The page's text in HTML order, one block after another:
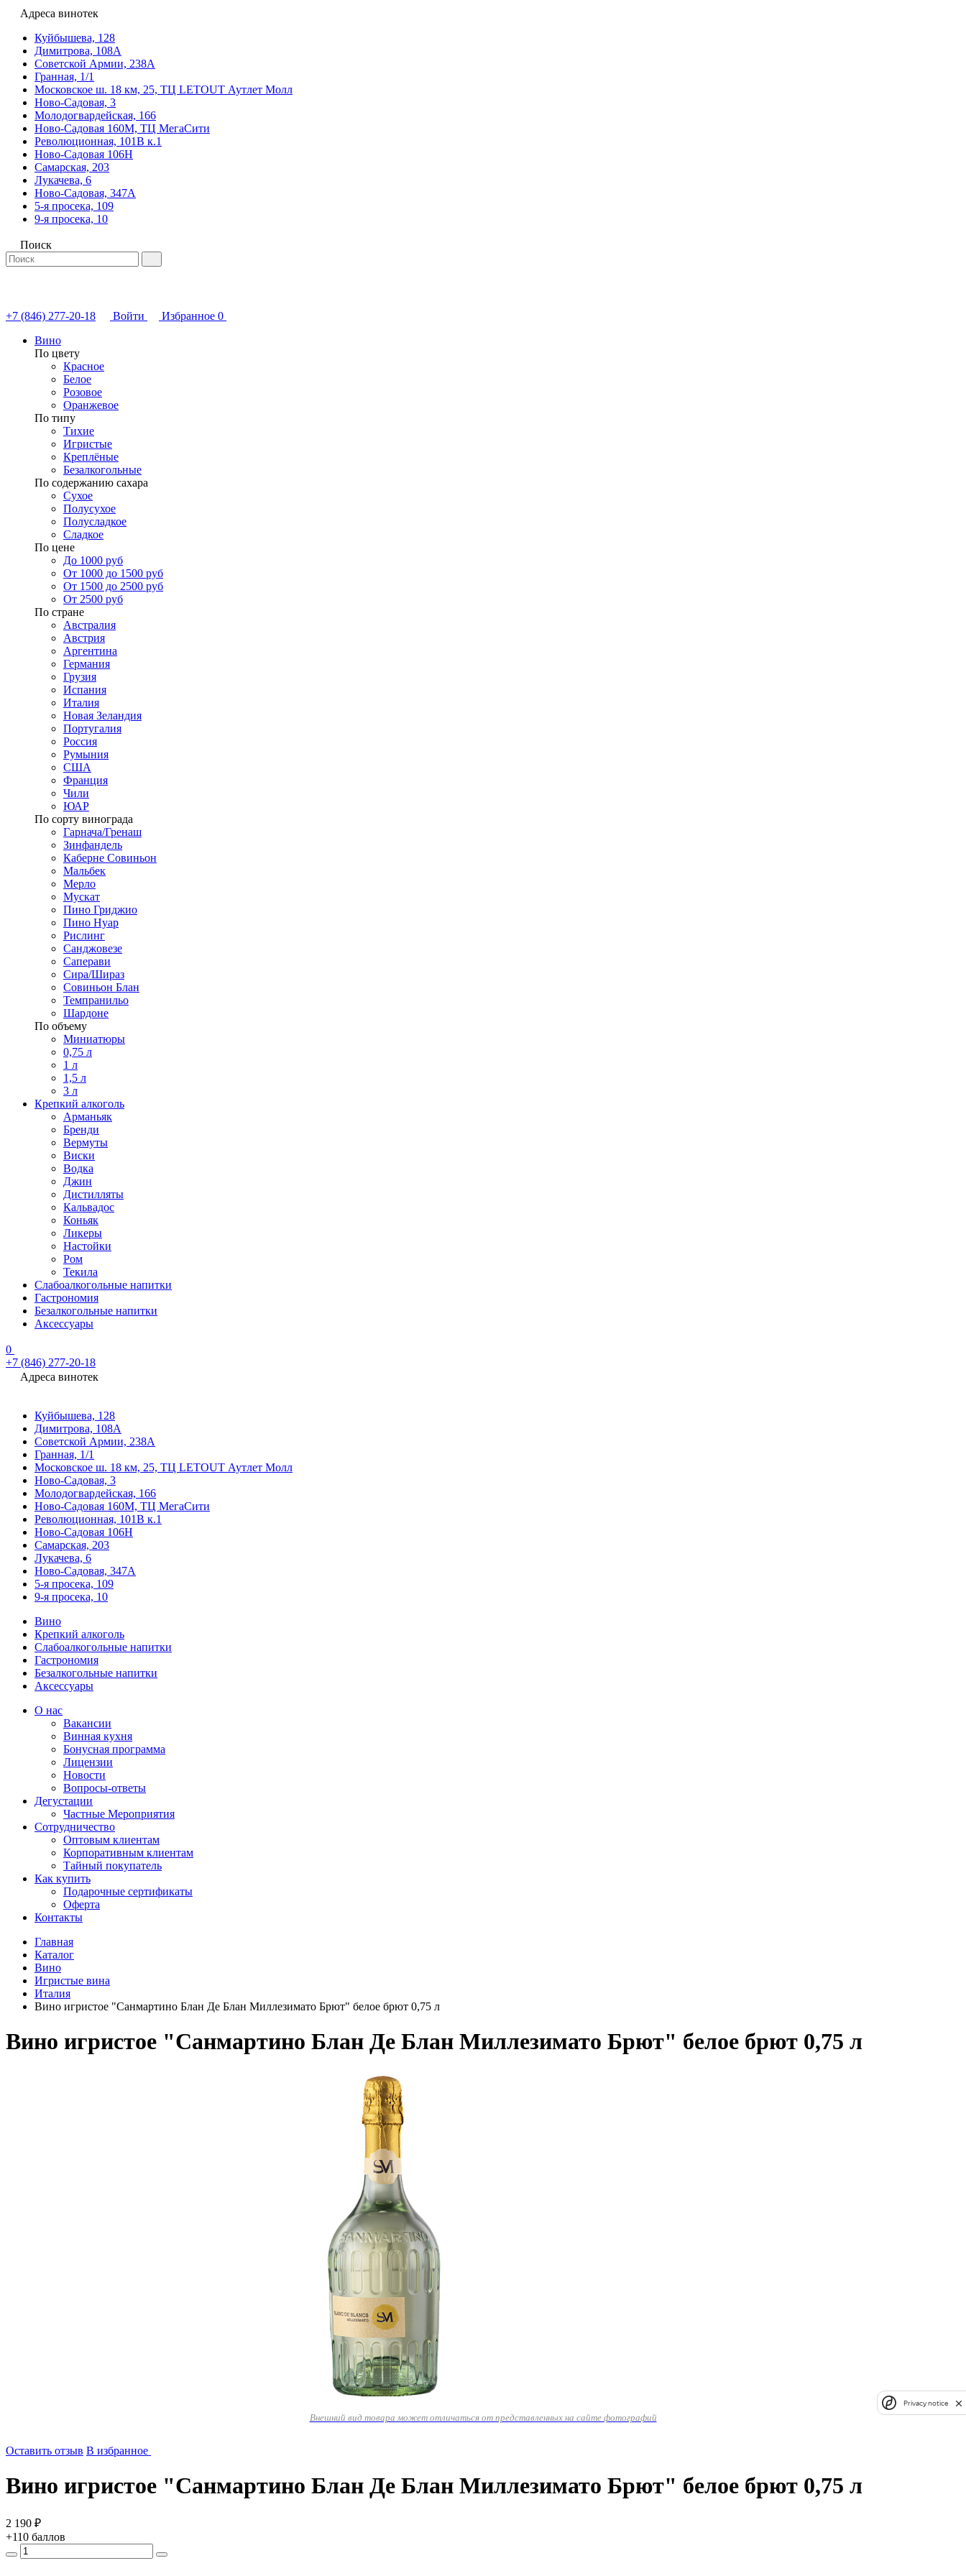
Адреса винотек
Куйбышева, 128
Димитрова, 108А
Советской Армии, 238А
Гранная, 1/1
Московское ш. 18 км, 25, ТЦ LETOUT Аутлет Молл
Ново-Садовая, 3
Молодогвардейская, 166
Ново-Садовая 160М, ТЦ МегаСити
Революционная, 101В к.1
Ново-Садовая 106Н
Самарская, 203
Лукачева, 6
Ново-Садовая, 347А
5-я просека, 109
9-я просека, 10
Поиск
+7 (846) 277-20-18 Войти Избранное 0
Вино
По цвету
Красное
Белое
Розовое
Оранжевое
По типу
Тихие
Игристые
Креплёные
Безалкогольные
По содержанию сахара
Сухое
Полусухое
Полусладкое
Сладкое
По цене
До 1000 руб
От 1000 до 1500 руб
От 1500 до 2500 руб
От 2500 руб
По стране
Австралия
Австрия
Аргентина
Германия
Грузия
Испания
Италия
Новая Зеландия
Португалия
Россия
Румыния
США
Франция
Чили
ЮАР
По сорту винограда
Гарнача/Гренаш
Зинфандель
Каберне Совиньон
Мальбек
Мерло
Мускат
Пино Гриджио
Пино Нуар
Рислинг
Санджовезе
Саперави
Сира/Шираз
Совиньон Блан
Темпранильо
Шардоне
По объему
Миниатюры
0,75 л
1 л
1,5 л
3 л
Крепкий алкоголь
Арманьяк
Бренди
Вермуты
Виски
Водка
Джин
Дистилляты
Кальвадос
Коньяк
Ликеры
Настойки
Ром
Текила
Слабоалкогольные напитки
Гастрономия
Безалкогольные напитки
Аксессуары
0
+7 (846) 277-20-18
Адреса винотек
Куйбышева, 128
Димитрова, 108А
Советской Армии, 238А
Гранная, 1/1
Московское ш. 18 км, 25, ТЦ LETOUT Аутлет Молл
Ново-Садовая, 3
Молодогвардейская, 166
Ново-Садовая 160М, ТЦ МегаСити
Революционная, 101В к.1
Ново-Садовая 106Н
Самарская, 203
Лукачева, 6
Ново-Садовая, 347А
5-я просека, 109
9-я просека, 10
Вино
Крепкий алкоголь
Слабоалкогольные напитки
Гастрономия
Безалкогольные напитки
Аксессуары
О нас
Вакансии
Винная кухня
Бонусная программа
Лицензии
Новости
Вопросы-ответы
Дегустации
Частные Мероприятия
Сотрудничество
Оптовым клиентам
Корпоративным клиентам
Тайный покупатель
Как купить
Подарочные сертификаты
Оферта
Контакты
Главная
Каталог
Вино
Игристые вина
Италия
Вино игристое "Санмартино Блан Де Блан Миллезимато Брют" белое брют 0,75 л
Вино игристое "Санмартино Блан Де Блан Миллезимато Брют" белое брют 0,75 л
Внешний вид товара может отличаться от представленных на сайте фотографий
Оставить отзыв В избранное
Вино игристое "Санмартино Блан Де Блан Миллезимато Брют" белое брют 0,75 л
2 190 ₽
+110 баллов
Privacy notice